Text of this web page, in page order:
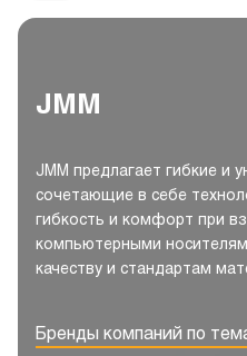
JMM
JMM предлагает гибкие и
сочетающие в себе
гибкость и комфорт при
компьютерными
качеству и стандартам
Бренды компаний по